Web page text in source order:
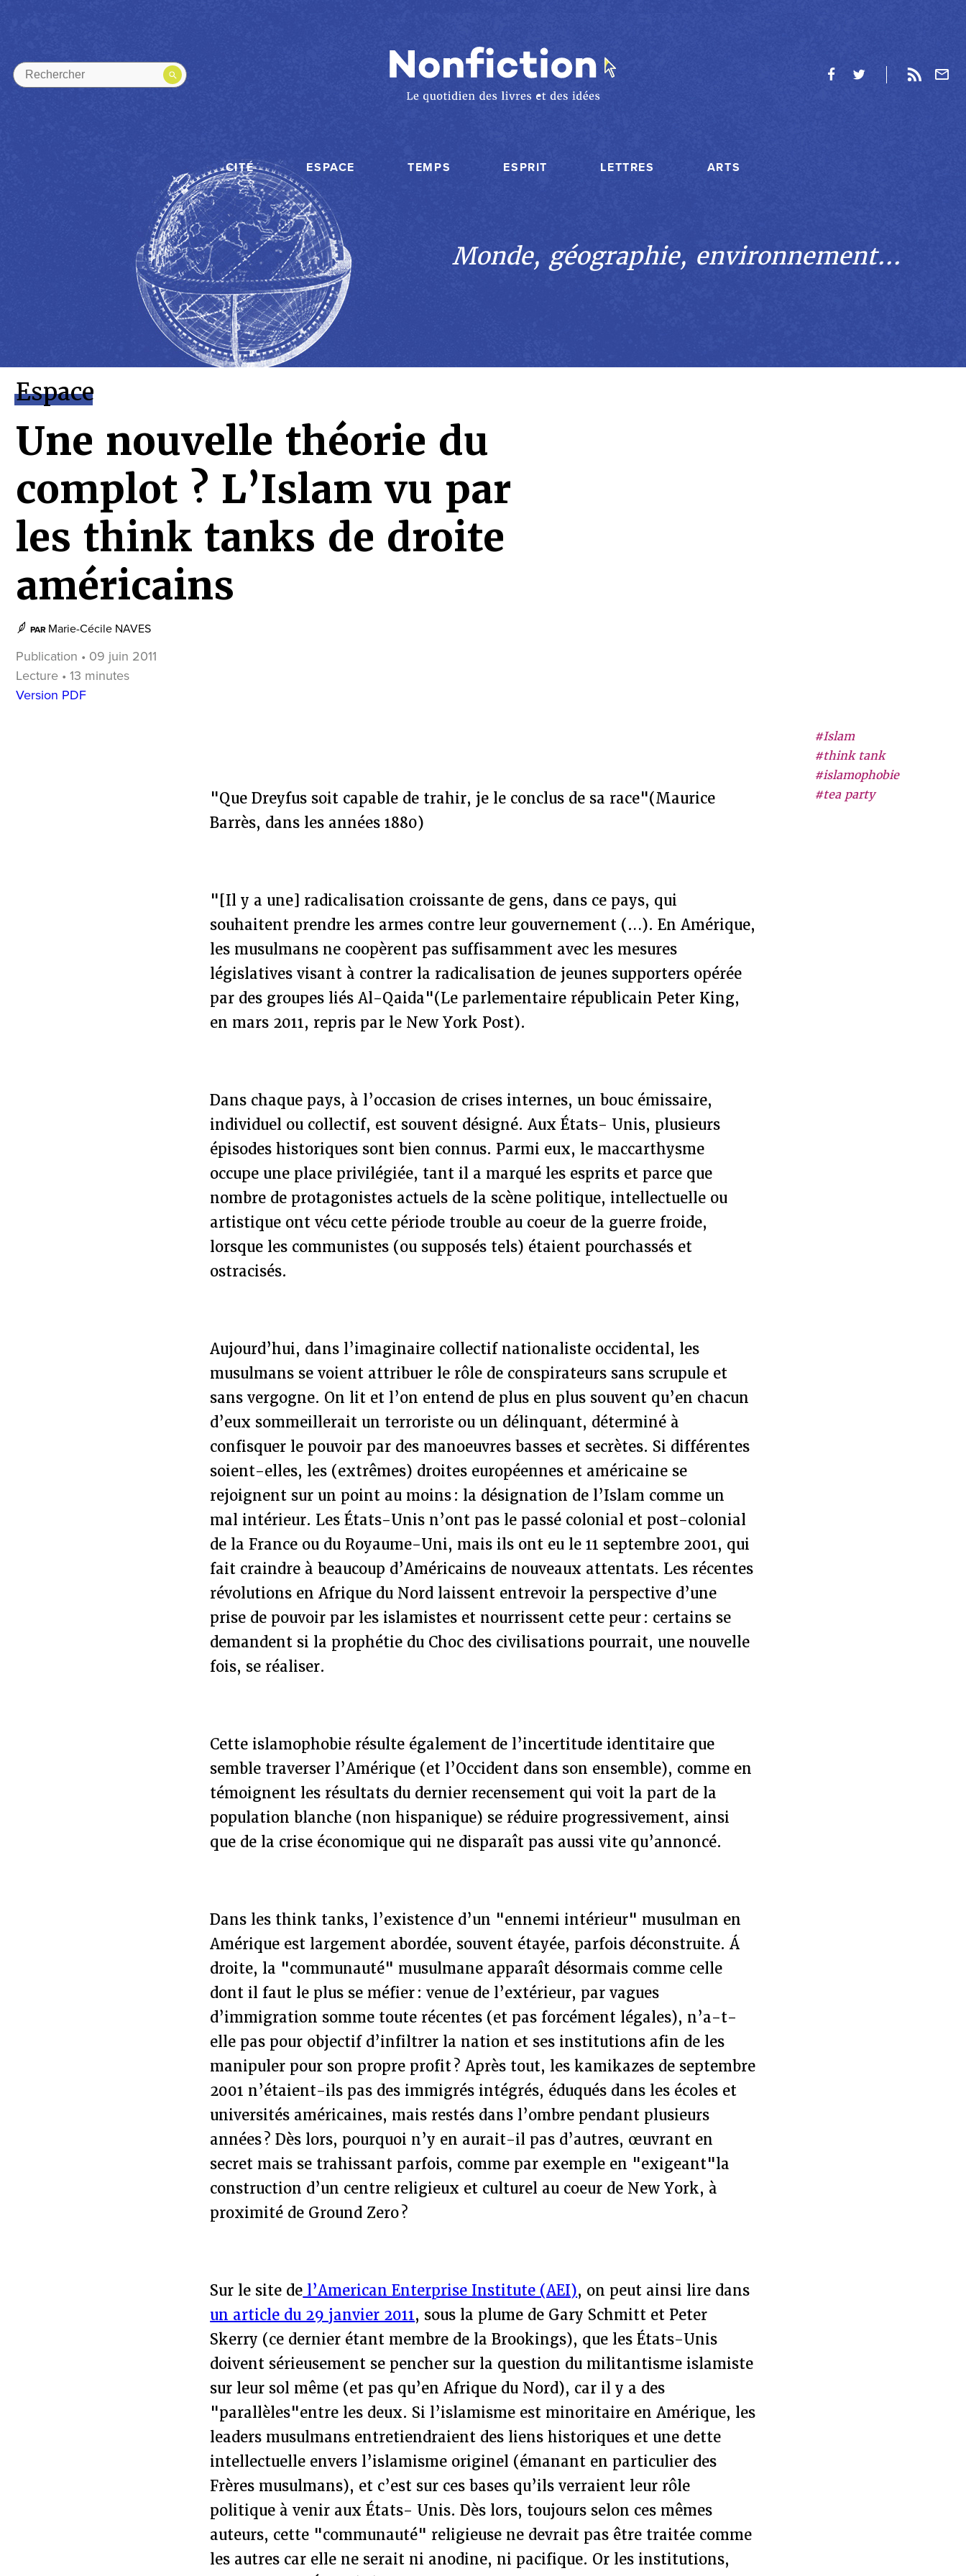
CITÉ ESPACE TEMPS ESPRIT LETTRES ARTS
Monde, géographie, environnement...
Espace
Une nouvelle théorie du
complot ? L’Islam vu par
les think tanks de droite
américains
PAR Marie-Cécile NAVES
Publication • 09 juin 2011
Lecture • 13 minutes
Version PDF
#Islam
#think tank
#islamophobie
#tea party
"Que Dreyfus soit capable de trahir, je le conclus de sa race"(Maurice
Barrès, dans les années 1880)
"[Il y a une] radicalisation croissante de gens, dans ce pays, qui
souhaitent prendre les armes contre leur gouvernement (…). En Amérique,
les musulmans ne coopèrent pas suffisamment avec les mesures
législatives visant à contrer la radicalisation de jeunes supporters opérée
par des groupes liés Al-Qaida"(Le parlementaire républicain Peter King,
en mars 2011, repris par le New York Post).
Dans chaque pays, à l’occasion de crises internes, un bouc émissaire,
individuel ou collectif, est souvent désigné. Aux États- Unis, plusieurs
épisodes historiques sont bien connus. Parmi eux, le maccarthysme
occupe une place privilégiée, tant il a marqué les esprits et parce que
nombre de protagonistes actuels de la scène politique, intellectuelle ou
artistique ont vécu cette période trouble au coeur de la guerre froide,
lorsque les communistes (ou supposés tels) étaient pourchassés et
ostracisés.
Aujourd’hui, dans l’imaginaire collectif nationaliste occidental, les
musulmans se voient attribuer le rôle de conspirateurs sans scrupule et
sans vergogne. On lit et l’on entend de plus en plus souvent qu’en chacun
d’eux sommeillerait un terroriste ou un délinquant, déterminé à
confisquer le pouvoir par des manoeuvres basses et secrètes. Si différentes
soient-elles, les (extrêmes) droites européennes et américaine se
rejoignent sur un point au moins : la désignation de l’Islam comme un
mal intérieur. Les États-Unis n’ont pas le passé colonial et post-colonial
de la France ou du Royaume-Uni, mais ils ont eu le 11 septembre 2001, qui
fait craindre à beaucoup d’Américains de nouveaux attentats. Les récentes
révolutions en Afrique du Nord laissent entrevoir la perspective d’une
prise de pouvoir par les islamistes et nourrissent cette peur : certains se
demandent si la prophétie du Choc des civilisations pourrait, une nouvelle
fois, se réaliser.
Cette islamophobie résulte également de l’incertitude identitaire que
semble traverser l’Amérique (et l’Occident dans son ensemble), comme en
témoignent les résultats du dernier recensement qui voit la part de la
population blanche (non hispanique) se réduire progressivement, ainsi
que de la crise économique qui ne disparaît pas aussi vite qu’annoncé.
Dans les think tanks, l’existence d’un "ennemi intérieur" musulman en
Amérique est largement abordée, souvent étayée, parfois déconstruite. Á
droite, la "communauté" musulmane apparaît désormais comme celle
dont il faut le plus se méfier : venue de l’extérieur, par vagues
d’immigration somme toute récentes (et pas forcément légales), n’a-t-
elle pas pour objectif d’infiltrer la nation et ses institutions afin de les
manipuler pour son propre profit ? Après tout, les kamikazes de septembre
2001 n’étaient-ils pas des immigrés intégrés, éduqués dans les écoles et
universités américaines, mais restés dans l’ombre pendant plusieurs
années ? Dès lors, pourquoi n’y en aurait-il pas d’autres, œuvrant en
secret mais se trahissant parfois, comme par exemple en "exigeant"la
construction d’un centre religieux et culturel au coeur de New York, à
proximité de Ground Zero ?
Sur le site de l’American Enterprise Institute (AEI), on peut ainsi lire dans
un article du 29 janvier 2011, sous la plume de Gary Schmitt et Peter
Skerry (ce dernier étant membre de la Brookings), que les États-Unis
doivent sérieusement se pencher sur la question du militantisme islamiste
sur leur sol même (et pas qu’en Afrique du Nord), car il y a des
"parallèles"entre les deux. Si l’islamisme est minoritaire en Amérique, les
leaders musulmans entretiendraient des liens historiques et une dette
intellectuelle envers l’islamisme originel (émanant en particulier des
Frères musulmans), et c’est sur ces bases qu’ils verraient leur rôle
politique à venir aux États- Unis. Dès lors, toujours selon ces mêmes
auteurs, cette "communauté" religieuse ne devrait pas être traitée comme
les autres car elle ne serait ni anodine, ni pacifique. Or les institutions,